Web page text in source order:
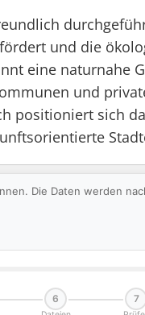
und die
eine naturnahe
und
positioniert sich
Die Daten werden
6 7